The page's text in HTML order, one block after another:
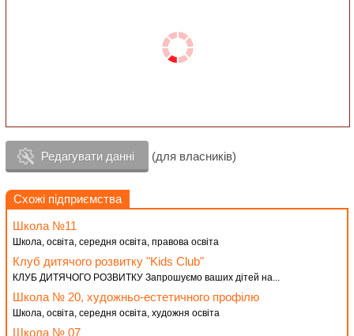
Редагувати данні (для власників)
Схожі підприємства
Школа №11
Школа, освіта, середня освіта, правова освіта
Клуб дитячого розвитку "Kids Club"
КЛУБ ДИТЯЧОГО РОЗВИТКУ Запрошуємо ваших дітей на...
Школа № 20, художньо-естетичного профілю
Школа, освіта, середня освіта, художня освіта
Школа № 07